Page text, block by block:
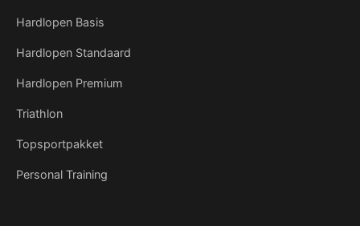
Hardlopen Basis
Hardlopen Standaard
Hardlopen Premium
Triathlon
Topsportpakket
Personal Training